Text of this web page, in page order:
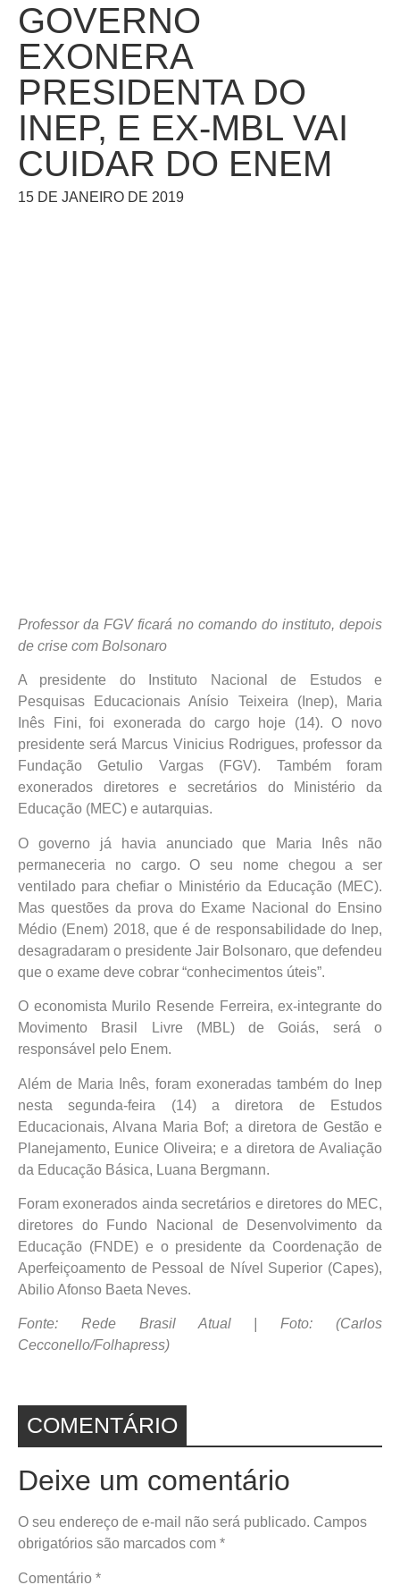
GOVERNO
EXONERA
PRESIDENTA DO
INEP, E EX-MBL VAI
CUIDAR DO ENEM
15 DE JANEIRO DE 2019
Professor da FGV ficará no comando do instituto, depois
de crise com Bolsonaro
A presidente do Instituto Nacional de Estudos e
Pesquisas Educacionais Anísio Teixeira (Inep), Maria
Inês Fini, foi exonerada do cargo hoje (14). O novo
presidente será Marcus Vinicius Rodrigues, professor da
Fundação Getulio Vargas (FGV). Também foram
exonerados diretores e secretários do Ministério da
Educação (MEC) e autarquias.
O governo já havia anunciado que Maria Inês não
permaneceria no cargo. O seu nome chegou a ser
ventilado para chefiar o Ministério da Educação (MEC).
Mas questões da prova do Exame Nacional do Ensino
Médio (Enem) 2018, que é de responsabilidade do Inep,
desagradaram o presidente Jair Bolsonaro, que defendeu
que o exame deve cobrar “conhecimentos úteis”.
O economista Murilo Resende Ferreira, ex-integrante do
Movimento Brasil Livre (MBL) de Goiás, será o
responsável pelo Enem.
Além de Maria Inês, foram exoneradas também do Inep
nesta segunda-feira (14) a diretora de Estudos
Educacionais, Alvana Maria Bof; a diretora de Gestão e
Planejamento, Eunice Oliveira; e a diretora de Avaliação
da Educação Básica, Luana Bergmann.
Foram exonerados ainda secretários e diretores do MEC,
diretores do Fundo Nacional de Desenvolvimento da
Educação (FNDE) e o presidente da Coordenação de
Aperfeiçoamento de Pessoal de Nível Superior (Capes),
Abilio Afonso Baeta Neves.
Fonte: Rede Brasil Atual |Foto: (Carlos
Cecconello/Folhapress)
COMENTÁRIO
Deixe um comentário
O seu endereço de e-mail não será publicado. Campos
obrigatórios são marcados com *
Comentário *